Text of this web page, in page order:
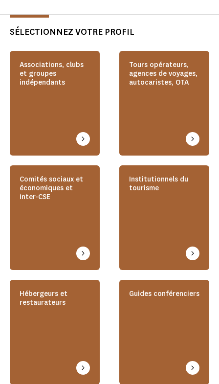
SÉLECTIONNEZ VOTRE PROFIL
Associations, clubs
et groupes
indépendants
Tours opérateurs,
agences de voyages,
autocaristes, OTA
Comités sociaux et
économiques et
inter-CSE
Institutionnels du
tourisme
Hébergeurs et
restaurateurs
Guides conférenciers